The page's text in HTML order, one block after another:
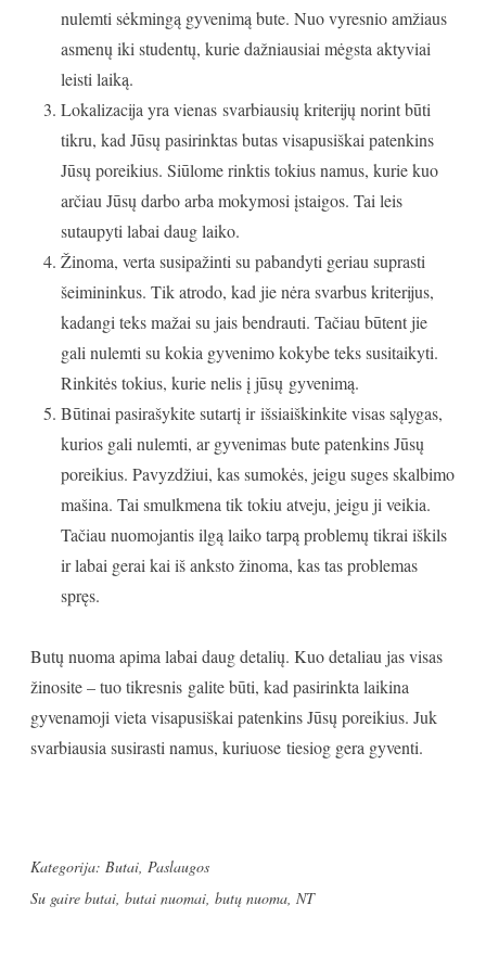
nulemti sėkmingą gyvenimą bute. Nuo vyresnio amžiaus
asmenų iki studentų, kurie dažniausiai mėgsta aktyviai
leisti laiką.
Lokalizacija yra vienas svarbiausių kriterijų norint būti
tikru, kad Jūsų pasirinktas butas visapusiškai patenkins
Jūsų poreikius. Siūlome rinktis tokius namus, kurie kuo
arčiau Jūsų darbo arba mokymosi įstaigos. Tai leis
sutaupyti labai daug laiko.
Žinoma, verta susipažinti su pabandyti geriau suprasti
šeimininkus. Tik atrodo, kad jie nėra svarbus kriterijus,
kadangi teks mažai su jais bendrauti. Tačiau būtent jie
gali nulemti su kokia gyvenimo kokybe teks susitaikyti.
Rinkitės tokius, kurie nelis į jūsų gyvenimą.
Būtinai pasirašykite sutartį ir išsiaiškinkite visas sąlygas,
kurios gali nulemti, ar gyvenimas bute patenkins Jūsų
poreikius. Pavyzdžiui, kas sumokės, jeigu suges skalbimo
mašina. Tai smulkmena tik tokiu atveju, jeigu ji veikia.
Tačiau nuomojantis ilgą laiko tarpą problemų tikrai iškils
ir labai gerai kai iš anksto žinoma, kas tas problemas
spręs.
Butų nuoma apima labai daug detalių. Kuo detaliau jas visas
žinosite – tuo tikresnis galite būti, kad pasirinkta laikina
gyvenamoji vieta visapusiškai patenkins Jūsų poreikius. Juk
svarbiausia susirasti namus, kuriuose tiesiog gera gyventi.
Kategorija: Butai, Paslaugos
Su gaire butai butai nuomai butų nuoma NT